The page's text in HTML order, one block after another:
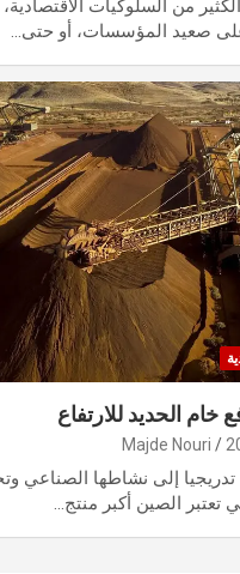
من السلوكيات
على صعيد المؤسسات، أو حتى…
خام الحديد للارتفاع
Majde Nouri
إلى نشاطها الصناعي
تعتبر الصين أكبر منتج…